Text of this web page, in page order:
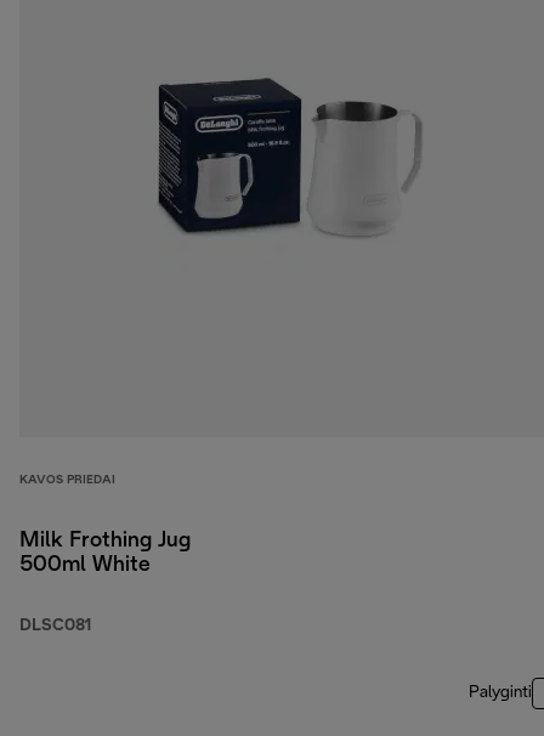
KAVOS PRIEDAI
Milk Frothing Jug
500ml White
DLSC081
Palyginti